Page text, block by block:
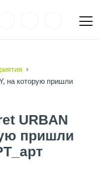
на которую пришли
URBAN
пришли